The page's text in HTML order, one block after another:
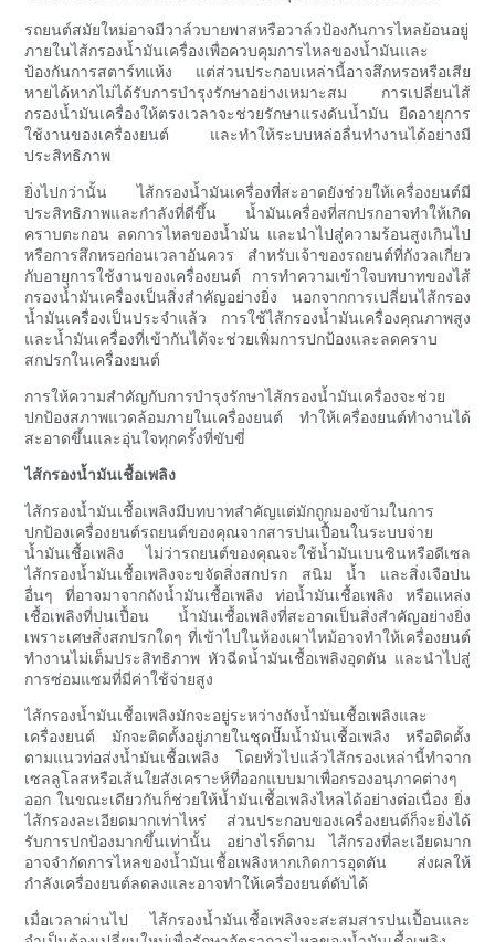
รถยนต์สมัยใหม่อาจมีวาล์วบายพาสหรือวาล์วป้องกันการไหลย้อนอยู่
ภายในไส้กรองน้ำมันเครื่องเพื่อควบคุมการไหลของน้ำมันและ
ป้องกันการสตาร์ทแห้ง แต่ส่วนประกอบเหล่านี้อาจสึกหรอหรือเสีย
หายได้หากไม่ได้รับการบำรุงรักษาอย่างเหมาะสม การเปลี่ยนไส้
กรองน้ำมันเครื่องให้ตรงเวลาจะช่วยรักษาแรงดันน้ำมัน ยืดอายุการ
ใช้งานของเครื่องยนต์ และทำให้ระบบหล่อลื่นทำงานได้อย่างมี
ประสิทธิภาพ
ยิ่งไปกว่านั้น ไส้กรองน้ำมันเครื่องที่สะอาดยังช่วยให้เครื่องยนต์มี
ประสิทธิภาพและกำลังที่ดีขึ้น น้ำมันเครื่องที่สกปรกอาจทำให้เกิด
คราบตะกอน ลดการไหลของน้ำมัน และนำไปสู่ความร้อนสูงเกินไป
หรือการสึกหรอก่อนเวลาอันควร สำหรับเจ้าของรถยนต์ที่กังวลเกี่ยว
กับอายุการใช้งานของเครื่องยนต์ การทำความเข้าใจบทบาทของไส้
กรองน้ำมันเครื่องเป็นสิ่งสำคัญอย่างยิ่ง นอกจากการเปลี่ยนไส้กรอง
น้ำมันเครื่องเป็นประจำแล้ว การใช้ไส้กรองน้ำมันเครื่องคุณภาพสูง
และน้ำมันเครื่องที่เข้ากันได้จะช่วยเพิ่มการปกป้องและลดคราบ
สกปรกในเครื่องยนต์
การให้ความสำคัญกับการบำรุงรักษาไส้กรองน้ำมันเครื่องจะช่วย
ปกป้องสภาพแวดล้อมภายในเครื่องยนต์ ทำให้เครื่องยนต์ทำงานได้
สะอาดขึ้นและอุ่นใจทุกครั้งที่ขับขี่
ไส้กรองน้ำมันเชื้อเพลิง
ไส้กรองน้ำมันเชื้อเพลิงมีบทบาทสำคัญแต่มักถูกมองข้ามในการ
ปกป้องเครื่องยนต์รถยนต์ของคุณจากสารปนเปื้อนในระบบจ่าย
น้ำมันเชื้อเพลิง ไม่ว่ารถยนต์ของคุณจะใช้น้ำมันเบนซินหรือดีเซล
ไส้กรองน้ำมันเชื้อเพลิงจะขจัดสิ่งสกปรก สนิม น้ำ และสิ่งเจือปน
อื่นๆ ที่อาจมาจากถังน้ำมันเชื้อเพลิง ท่อน้ำมันเชื้อเพลิง หรือแหล่ง
เชื้อเพลิงที่ปนเปื้อน น้ำมันเชื้อเพลิงที่สะอาดเป็นสิ่งสำคัญอย่างยิ่ง
เพราะเศษสิ่งสกปรกใดๆ ที่เข้าไปในห้องเผาไหม้อาจทำให้เครื่องยนต์
ทำงานไม่เต็มประสิทธิภาพ หัวฉีดน้ำมันเชื้อเพลิงอุดตัน และนำไปสู่
การซ่อมแซมที่มีค่าใช้จ่ายสูง
ไส้กรองน้ำมันเชื้อเพลิงมักจะอยู่ระหว่างถังน้ำมันเชื้อเพลิงและ
เครื่องยนต์ มักจะติดตั้งอยู่ภายในชุดปั๊มน้ำมันเชื้อเพลิง หรือติดตั้ง
ตามแนวท่อส่งน้ำมันเชื้อเพลิง โดยทั่วไปแล้วไส้กรองเหล่านี้ทำจาก
เซลลูโลสหรือเส้นใยสังเคราะห์ที่ออกแบบมาเพื่อกรองอนุภาคต่างๆ
ออก ในขณะเดียวกันก็ช่วยให้น้ำมันเชื้อเพลิงไหลได้อย่างต่อเนื่อง ยิ่ง
ไส้กรองละเอียดมากเท่าไหร่ ส่วนประกอบของเครื่องยนต์ก็จะยิ่งได้
รับการปกป้องมากขึ้นเท่านั้น อย่างไรก็ตาม ไส้กรองที่ละเอียดมาก
อาจจำกัดการไหลของน้ำมันเชื้อเพลิงหากเกิดการอุดตัน ส่งผลให้
กำลังเครื่องยนต์ลดลงและอาจทำให้เครื่องยนต์ดับได้
เมื่อเวลาผ่านไป ไส้กรองน้ำมันเชื้อเพลิงจะสะสมสารปนเปื้อนและ